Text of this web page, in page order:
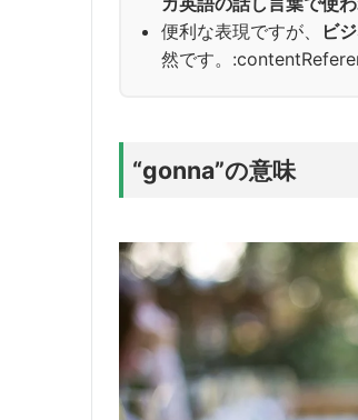
便利な表現ですが、
ビ
然です。
“gonna”の意味